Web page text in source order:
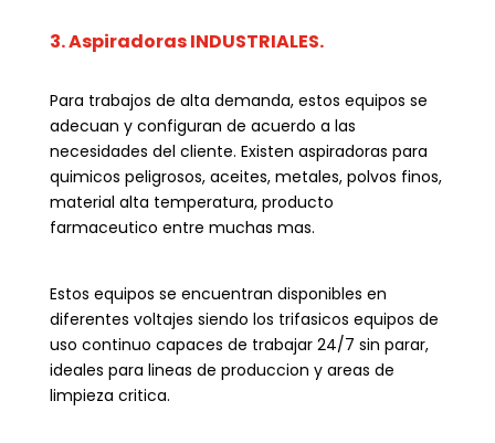
3. Aspiradoras INDUSTRIALES.
Para trabajos de alta demanda, estos equipos se
adecuan y configuran de acuerdo a las
necesidades del cliente. Existen aspiradoras para
quimicos peligrosos, aceites, metales, polvos finos,
material alta temperatura, producto
farmaceutico entre muchas mas.
Estos equipos se encuentran disponibles en
diferentes voltajes siendo los trifasicos equipos de
uso continuo capaces de trabajar 24/7 sin parar,
ideales para lineas de produccion y areas de
limpieza critica.